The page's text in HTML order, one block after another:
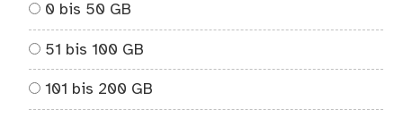
0 bis 50 GB
51 bis 100 GB
101 bis 200 GB